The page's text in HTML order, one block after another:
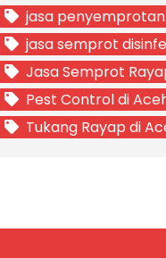
jasa
jasa semprot
Jasa Semprot
Pest Control di
Tukang Rayap di